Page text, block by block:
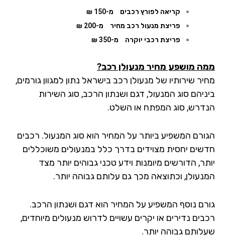
קריאה לפורץ רכבים
מ-150 ₪
פריצת מנעול רכב מחיר
מ-200 ₪
פריצת רכבי יוקרה
מ-350 ₪
מושפע מחיר מנעולן רכב?
שירותיו של מנעולן רכב בישראל נתון למגוון גורמים,
סוג המנעול, דגם ושנתון הרכב, סוג השירות
סוג המפתח או השלט.
המשפיע ביותר על המחיר הוא סוג המנעול. רכבים
יחסית מצוידים בדרך כלל במנעולים משוכללים
הדורשים מיומנות וידע טכני גבוהים יותר מצד
וכתוצאה מכך גם עלותם גבוהה יותר.
נוסף המשפיע על המחיר הוא דגם ושנתון הרכב.
נדירים או יקרים עשויים לדרוש מנעולים מיוחדים,
גבוהה יותר.